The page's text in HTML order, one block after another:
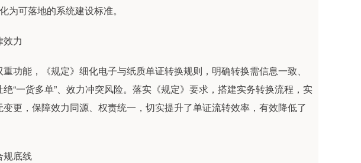
为可落地的系统建设标准。
力
能，《规定》细化电子与纸质单证转换规则，明确转换需信息一致、
“一货多单”、效力冲突风险。落实《规定》要求，搭建实务转换流程，实
更，保障效力同源、权责统一，切实提升了单证流转效率，有效降低了
底线